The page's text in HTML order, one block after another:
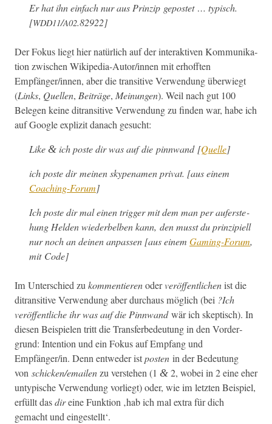
Er hat ihn ein­fach nur aus Prinzip gepostet … typ­isch.
[WDD11/A02.82922]
Der Fokus liegt hier natür­lich auf der inter­ak­tiv­en Kom­mu­nika­
tion zwis­chen Wikipedia-Autor/in­nen mit erhofften
Empfänger/innen, aber die tran­si­tive Ver­wen­dung über­wiegt
(Links, Quellen, Beiträge, Mei­n­un­gen). Weil nach gut 100
Bele­gen keine ditran­si­tive Ver­wen­dung zu find­en war, habe ich
auf Google expliz­it danach gesucht:
Like & ich poste dir was auf die pin­nwand [Quelle]
ich poste dir meinen skype­na­men pri­vat. [aus einem
Coach­ing-Forum]
Ich poste dir mal einen trig­ger mit dem man per aufer­ste­
hung Helden wieder­bel­ben kann, den musst du prinzip­iell
nur noch an deinen anpassen [aus einem Gam­ing-Forum,
mit Code]
Im Unter­schied zukom­men­tierenoderveröf­fentlichenist die
ditran­si­tive Ver­wen­dung aber dur­chaus möglich (bei ?Ich
veröf­fentliche ihr was auf die Pin­nwandwär ich skep­tisch). In
diesen Beispie­len tritt die Trans­ferbe­deu­tung in den Vorder­
grund: Inten­tion und ein Fokus auf Emp­fang und
Empfänger/in. Denn entwed­er istposten in der Bedeu­tung
von schicken/emailenzu ver­ste­hen (1 & 2, wobei in 2 eine eher
untyp­is­che Ver­wen­dung vor­liegt) oder, wie im let­zten Beispiel,
erfüllt dasdireine Funk­tion ‚hab ich mal extra für dich
gemacht und eingestellt‘.